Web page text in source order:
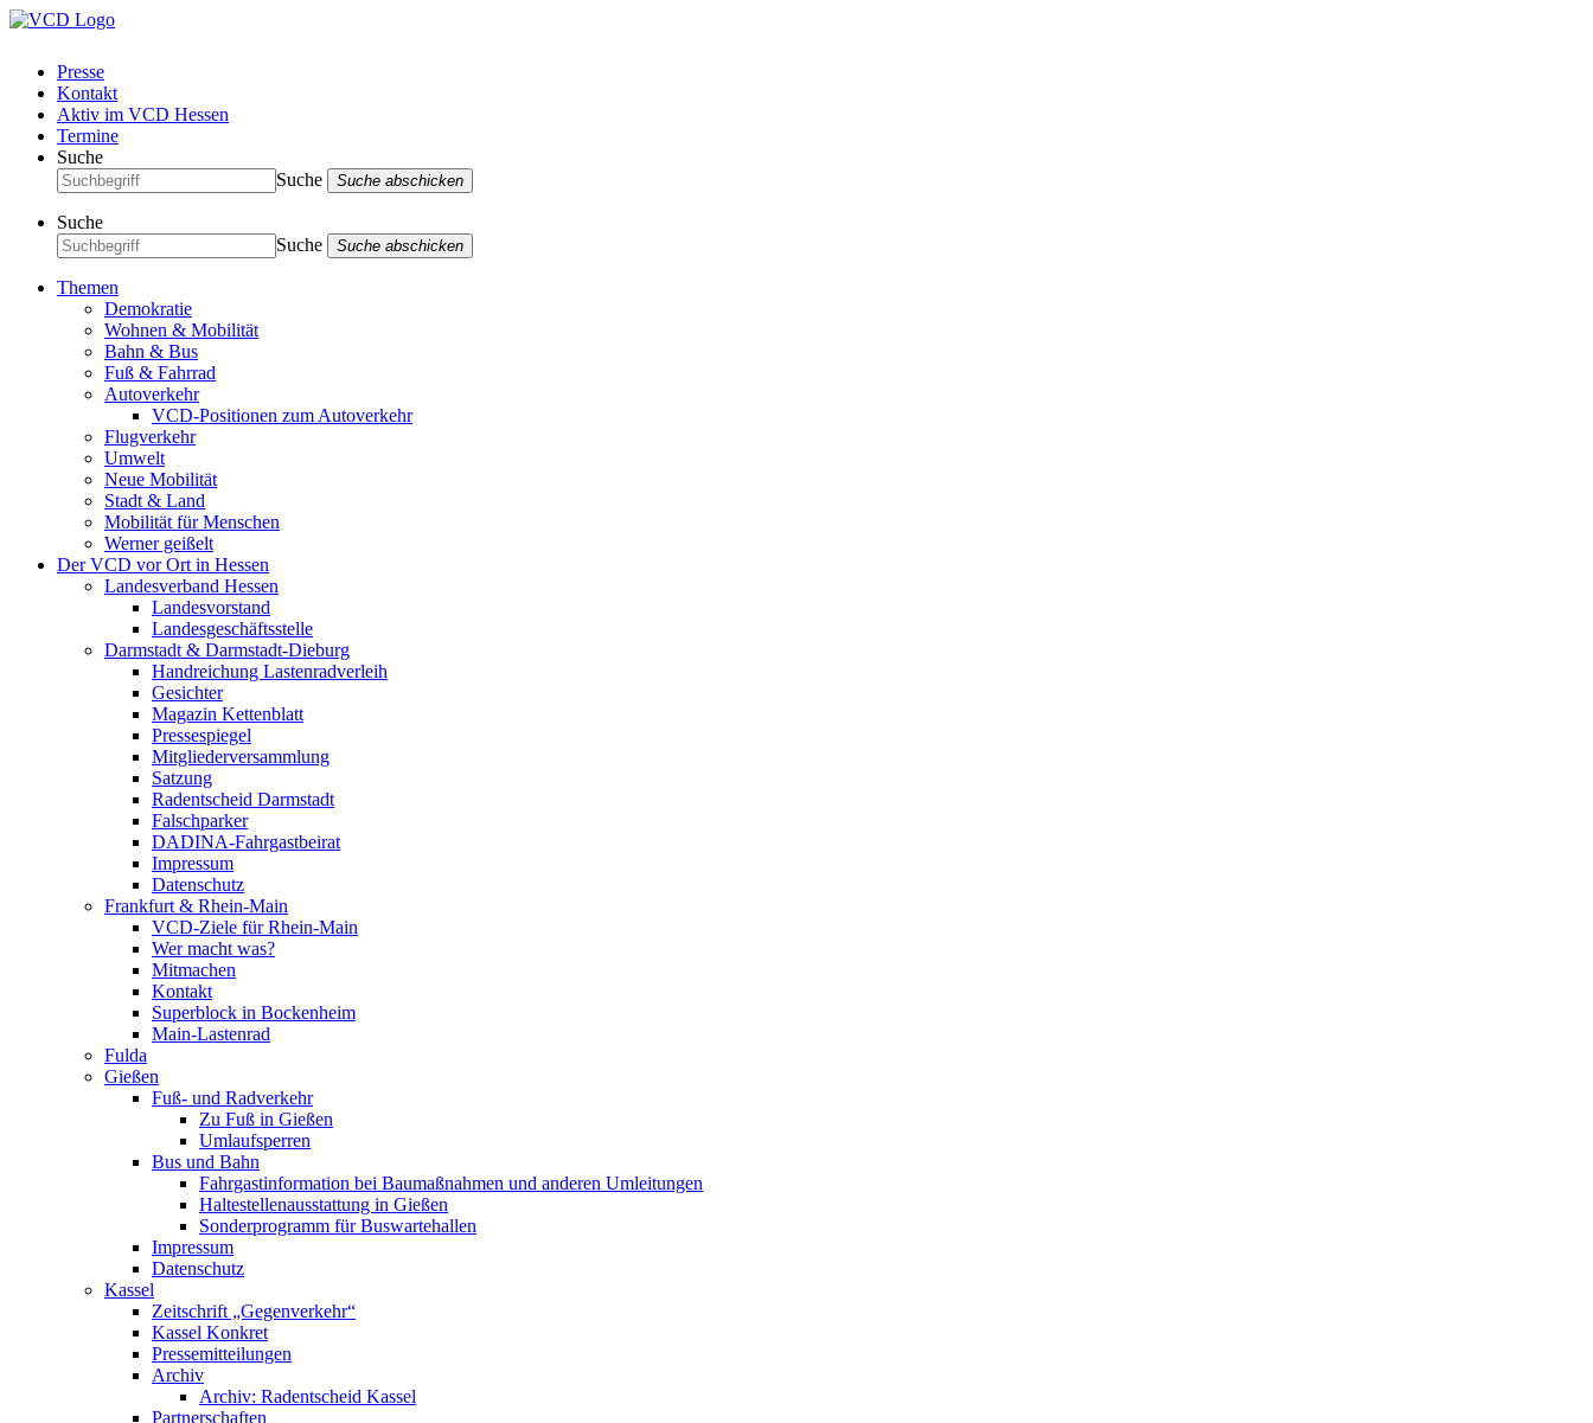
Presse
Kontakt
Aktiv im VCD Hessen
Termine
Suche
Suche
Suche abschicken
Suche
Suche
Suche abschicken
Themen
Demokratie
Wohnen & Mobilität
Bahn & Bus
Fuß & Fahrrad
Autoverkehr
VCD-Positionen zum Autoverkehr
Flugverkehr
Umwelt
Neue Mobilität
Stadt & Land
Mobilität für Menschen
Werner geißelt
Der VCD vor Ort in Hessen
Landesverband Hessen
Landesvorstand
Landesgeschäftsstelle
Darmstadt & Darmstadt-Dieburg
Handreichung Lastenradverleih
Gesichter
Magazin Kettenblatt
Pressespiegel
Mitgliederversammlung
Satzung
Radentscheid Darmstadt
Falschparker
DADINA-Fahrgastbeirat
Impressum
Datenschutz
Frankfurt & Rhein-Main
VCD-Ziele für Rhein-Main
Wer macht was?
Mitmachen
Kontakt
Superblock in Bockenheim
Main-Lastenrad
Fulda
Gießen
Fuß- und Radverkehr
Zu Fuß in Gießen
Umlaufsperren
Bus und Bahn
Fahrgastinformation bei Baumaßnahmen und anderen Umleitungen
Haltestellenausstattung in Gießen
Sonderprogramm für Buswartehallen
Impressum
Datenschutz
Kassel
Zeitschrift „Gegenverkehr“
Kassel Konkret
Pressemitteilungen
Archiv
Archiv: Radentscheid Kassel
Partnerschaften